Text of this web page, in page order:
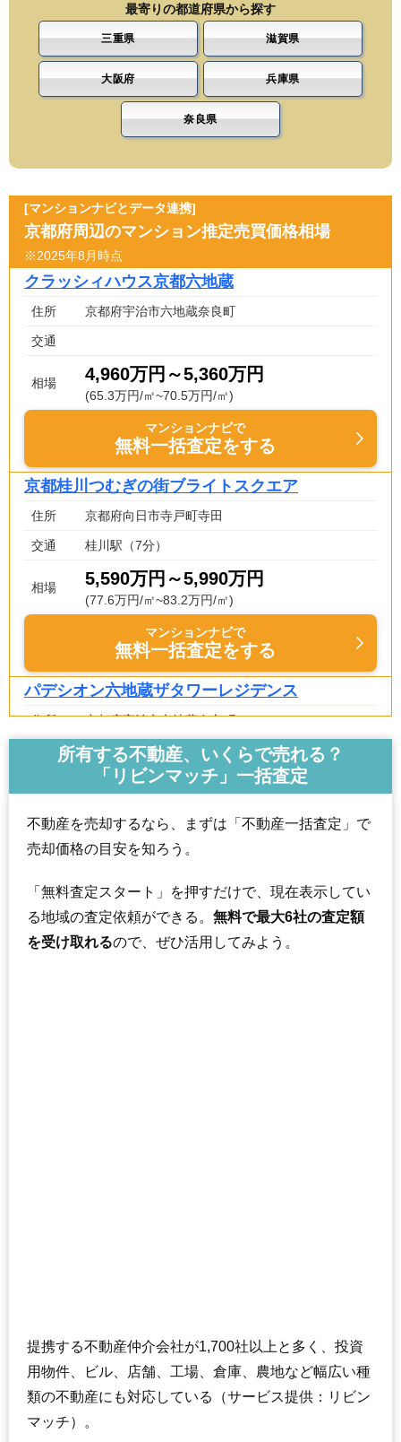
最寄りの都道府県から探す
三重県 滋賀県
大阪府 兵庫県
奈良県
[マンションナビとデータ連携]
京都府周辺のマンション推定売買価格相場
※2025年8月時点
クラッシィハウス京都六地蔵
住所 京都府宇治市六地蔵奈良町
交通
相場 4,960万円～5,360万円
(65.3万円/㎡~70.5万円/㎡)
マンションナビで
無料一括査定をする
京都桂川つむぎの街ブライトスクエア
住所 京都府向日市寺戸町寺田
交通 桂川駅（7分）
相場 5,590万円～5,990万円
(77.6万円/㎡~83.2万円/㎡)
マンションナビで
無料一括査定をする
パデシオン六地蔵ザタワーレジデンス
住所 京都府宇治市六地蔵奈良町
六地蔵駅（1分）
相場 5,430万円～5,830万円
マンションナビで
無料一括査定をする
ユニ宇治マンション
住所 京都府宇治市木幡内畑
交通 木幡駅（2分）
交通 長岡天神駅（10分）、長岡京駅（11分）
相場 4,470万円～4,770万円
所有する不動産、いくらで売れる？
「リビンマッチ」一括査定
不動産を売却するなら、まずは「不動産一括査定」で
売却価格の目安を知ろう。
「無料査定スタート」を押すだけで、現在表示してい
る地域の査定依頼ができる。 無料で最大6社の査定額
を受け取れるので、ぜひ活用してみよう。
提携する不動産仲介会社が1,700社以上と多く、投資
用物件、ビル、店舗、工場、倉庫、農地など幅広い種
類の不動産にも対応している（サービス提供：リビン
マッチ）。